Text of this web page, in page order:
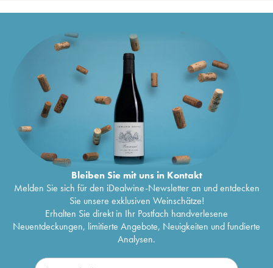
Bleiben Sie mit uns in Kontakt
Melden Sie sich für den iDealwine-Newsletter an und entdecken
Sie unsere exklusiven Weinschätze!
Erhalten Sie direkt in Ihr Postfach handverlesene
Neuentdeckungen, limitierte Angebote, Neuigkeiten und fundierte
Analysen.